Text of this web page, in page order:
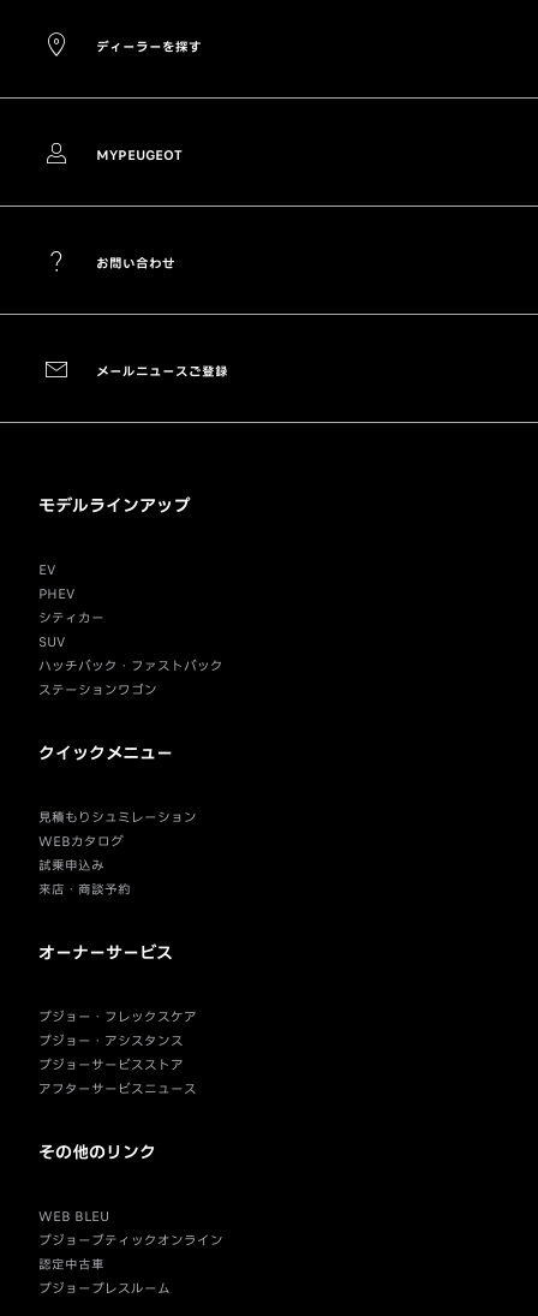
ディーラーを探す
MYPEUGEOT
お問い合わせ
メールニュースご登録
モデルラインアップ
EV
PHEV
シティカー
SUV
ハッチバック・ファストバック
ステーションワゴン
クイックメニュー
見積もりシュミレーション
WEBカタログ
試乗申込み
来店・商談予約
オーナーサービス
プジョー・フレックスケア
プジョー・アシスタンス
プジョーサービスストア
アフターサービスニュース
その他のリンク
WEB BLEU
プジョーブティックオンライン
認定中古車
プジョープレスルーム